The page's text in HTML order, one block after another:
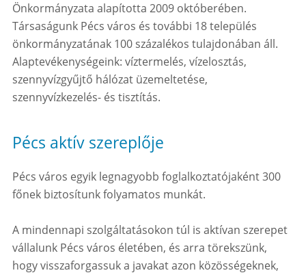
Önkormányzata alapította 2009 októberében.
Társaságunk Pécs város és további 18 település
önkormányzatának 100 százalékos tulajdonában áll.
Alaptevékenységeink: víztermelés, vízelosztás,
szennyvízgyűjtő hálózat üzemeltetése,
szennyvízkezelés- és tisztítás.
Pécs aktív szereplője
Pécs város egyik legnagyobb foglalkoztatójaként 300
főnek biztosítunk folyamatos munkát.
A mindennapi szolgáltatásokon túl is aktívan szerepet
vállalunk Pécs város életében, és arra törekszünk,
hogy visszaforgassuk a javakat azon közösségeknek,